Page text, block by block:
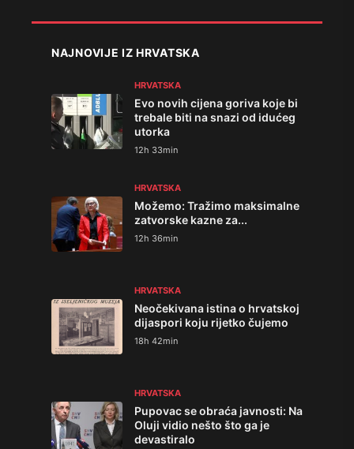
NAJNOVIJE IZ HRVATSKA
HRVATSKA
Evo novih cijena goriva koje bi
trebale biti na snazi od idućeg
utorka
12h 33min
HRVATSKA
Možemo: Tražimo maksimalne
zatvorske kazne za...
12h 36min
HRVATSKA
Neočekivana istina o hrvatskoj
dijaspori koju rijetko čujemo
18h 42min
HRVATSKA
Pupovac se obraća javnosti: Na
Oluji vidio nešto što ga je
devastiralo